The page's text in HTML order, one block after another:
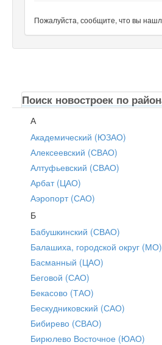
Пожалуйста, сообщите, что вы
Поиск новостроек по
А
Академический (ЮЗАО)
Алексеевский (СВАО)
Алтуфьевский (СВАО)
Арбат (ЦАО)
Аэропорт (САО)
Б
Бабушкинский (СВАО)
Балашиха, городской округ (МО)
Басманный (ЦАО)
Беговой (САО)
Бекасово (ТАО)
Бескудниковский (САО)
Бибирево (СВАО)
Бирюлево Восточное (ЮАО)